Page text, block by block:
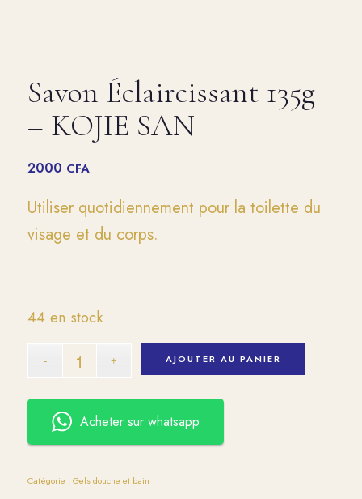
Savon Éclaircissant 135g
– KOJIE SAN
2000 CFA
Utiliser quotidiennement pour la toilette du
visage et du corps.
44 en stock
AJOUTER AU PANIER
Acheter sur whatsapp
Catégorie : Gels douche et bain